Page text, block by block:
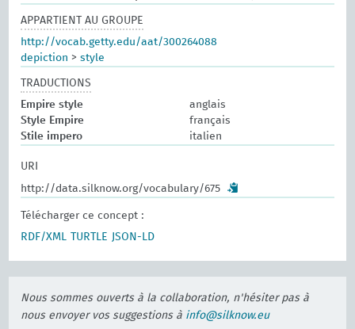
APPARTIENT AU GROUPE
http://vocab.getty.edu/aat/300264088
depiction >style
TRADUCTIONS
Empire style
anglais
Style Empire
français
Stile impero
italien
URI
http://data.silknow.org/vocabulary/675
Télécharger ce concept :
RDF/XML
TURTLE JSON-LD
Nous sommes ouverts à la collaboration, n'hésiter pas à
nous envoyer vos suggestions à info@silknow.eu